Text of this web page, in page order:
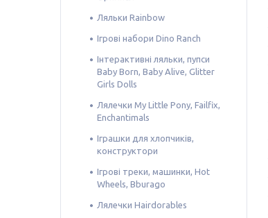
Ляльки Rainbow
Ігрові набори Dino Ranch
Інтерактивні ляльки, пупси
Baby Born, Baby Alive, Glitter
Girls Dolls
Лялечки My Little Pony, Failfix,
Enchantimals
Іграшки для хлопчиків,
конструктори
Ігрові треки, машинки, Hot
Wheels, Bburago
Лялечки Hairdorables